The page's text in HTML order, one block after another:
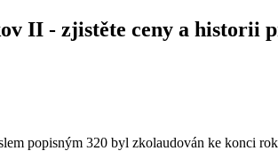
II - zjistěte ceny a historii
popisným 320 byl zkolaudován ke konci